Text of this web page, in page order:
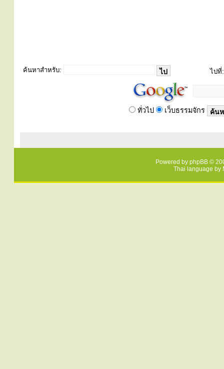
ค้นหาสำหรับ: ไปที่:
ทั่วไป เว็บธรรมจักร
Powered by phpBB ©
Thai language by